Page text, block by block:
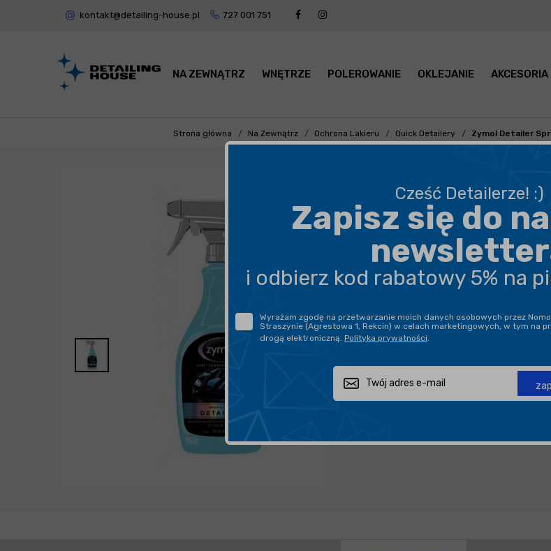
kontakt@detailing-house.pl 727 001 751
NA ZEWNĄTRZ WNĘTRZE POLEROWANIE OKLEJANIE AKCESORIA
Strona główna Na Zewnątrz Ochrona Lakieru Quick Detailery Zymol Detailer
BEZPIECZNA WYSYŁKA
DARMOWA DOSTAWA OD 199,90 ZŁ
PROFESJONALNE DORADZTWO
Zapytaj o produkt
Cześć Detailerze! :)
Zapisz się do
i odbierz kod rabatowy 5% na
Wyrażam zgodę na przetwarzanie moich danych osobowych przez
Straszynie (Agrestowa 1, Rekcin) w celach marketingowych, w tym na
drogą elektroniczną. Polityka prywatności